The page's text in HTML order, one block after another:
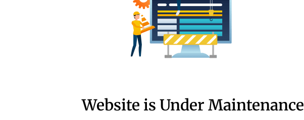
Website is Under Maintenance